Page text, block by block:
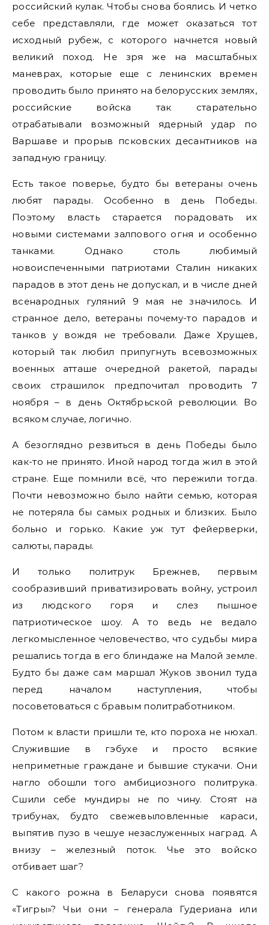
российский кулак. Чтобы снова боялись. И четко
себе представляли, где может оказаться тот
исходный рубеж, с которого начнется новый
великий поход. Не зря же на масштабных
маневрах, которые еще с ленинских времен
проводить было принято на белорусских землях,
российские войска так старательно
отрабатывали возможный ядерный удар по
Варшаве и прорыв псковских десантников на
западную границу.
Есть такое поверье, будто бы ветераны очень
любят парады. Особенно в день Победы.
Поэтому власть старается порадовать их
новыми системами залпового огня и особенно
танками. Однако столь любимый
новоиспеченными патриотами Сталин никаких
парадов в этот день не допускал, и в числе дней
всенародных гуляний 9 мая не значилось. И
странное дело, ветераны почему-то парадов и
танков у вождя не требовали. Даже Хрущев,
который так любил припугнуть всевозможных
военных атташе очередной ракетой, парады
своих страшилок предпочитал проводить 7
ноября – в день Октябрьской революции. Во
всяком случае, логично.
А безоглядно резвиться в день Победы было
как-то не принято. Иной народ тогда жил в этой
стране. Еще помнили всё, что пережили тогда.
Почти невозможно было найти семью, которая
не потеряла бы самых родных и близких. Было
больно и горько. Какие уж тут фейерверки,
салюты, парады.
И только политрук Брежнев, первым
сообразивший приватизировать войну, устроил
из людского горя и слез пышное
патриотическое шоу. А то ведь не ведало
легкомысленное человечество, что судьбы мира
решались тогда в его блиндаже на Малой земле.
Будто бы даже сам маршал Жуков звонил туда
перед началом наступления, чтобы
посоветоваться с бравым политработником.
Потом к власти пришли те, кто пороха не нюхал.
Служившие в гэбухе и просто всякие
неприметные граждане и бывшие стукачи. Они
нагло обошли того амбициозного политрука.
Сшили себе мундиры не по чину. Стоят на
трибунах, будто свежевыловленные караси,
выпятив пузо в чешуе незаслуженных наград. А
внизу – железный поток. Чье это войско
отбивает шаг?
С какого рожна в Беларуси снова появятся
«Тигры»? Чьи они – генерала Гудериана или